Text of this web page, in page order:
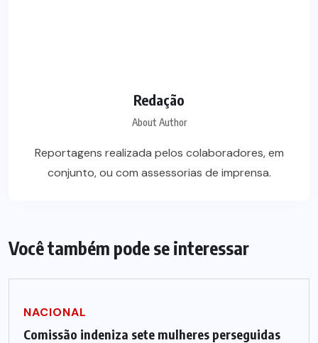
Redação
About Author
Reportagens realizada pelos colaboradores, em
conjunto, ou com assessorias de imprensa.
Você também pode se interessar
NACIONAL
Comissão indeniza sete mulheres perseguidas